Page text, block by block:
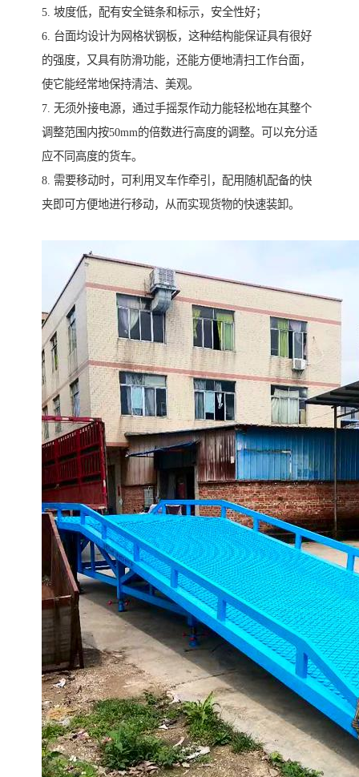
5. 坡度低，配有安全链条和标示，安全性好；
6. 台面均设计为网格状钢板，这种结构能保证具有很好
的强度，又具有防滑功能，还能方便地清扫工作台面，
使它能经常地保持清洁、美观。
7. 无须外接电源，通过手摇泵作动力能轻松地在其整个
调整范围内按50mm的倍数进行高度的调整。可以充分适
应不同高度的货车。
8. 需要移动时，可利用叉车作牵引，配用随机配备的快
夹即可方便地进行移动，从而实现货物的快速装卸。